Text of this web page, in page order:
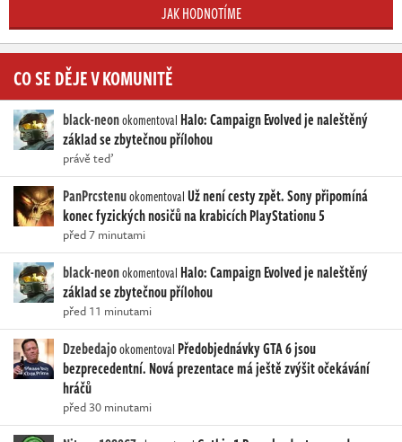
JAK HODNOTÍME
CO SE DĚJE V KOMUNITĚ
black-neonokomentoval Halo: Campaign Evolved je naleštěný
základ se zbytečnou přílohou
právě teď
PanPrcstenuokomentovalUž není cesty zpět. Sony připomíná
konec fyzických nosičů na krabicích PlayStationu 5
před 7 minutami
black-neonokomentoval Halo: Campaign Evolved je naleštěný
základ se zbytečnou přílohou
před 11 minutami
Dzebedajookomentoval Předobjednávky GTA 6 jsou
bezprecedentní. Nová prezentace má ještě zvýšit očekávání
hráčů
před 30 minutami